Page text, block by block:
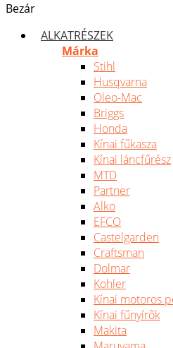
Bezár
ALKATRÉSZEK
Márka
Stihl
Husqvarna
Oleo-Mac
Briggs
Honda
Kínai fűkasza
Kínai láncfűrész
MTD
Partner
Alko
EFCO
Castelgarden
Craftsman
Dolmar
Kohler
Kínai motoros
Kínai fűnyírők
Makita